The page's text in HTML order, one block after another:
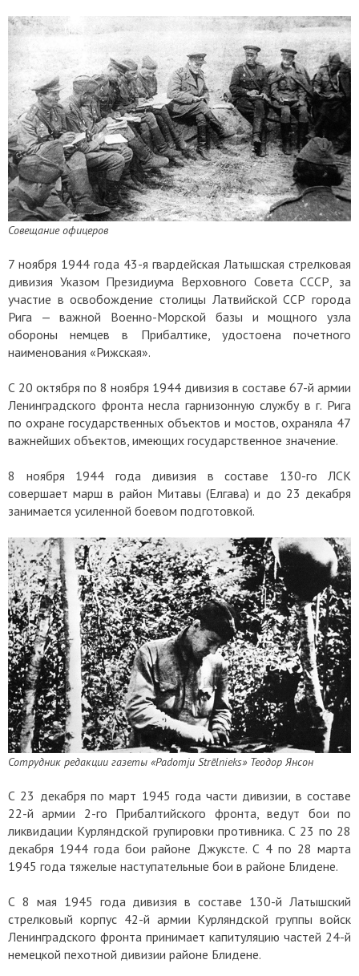
Совещание офицеров
7 ноября 1944 года 43-я гвардейская Латышская стрелковая
дивизия Указом Президиума Верховного Совета СССР, за
участие в освобождение столицы Латвийской ССР города
Рига — важной Военно-Морской базы и мощного узла
обороны немцев в Прибалтике, удостоена почетного
наименования «Рижская».
С 20 октября по 8 ноября 1944 дивизия в составе 67-й армии
Ленинградского фронта несла гарнизонную службу в г. Рига
по охране государственных объектов и мостов, охраняла 47
важнейших объектов, имеющих государственное значение.
8 ноября 1944 года дивизия в составе 130-го ЛСК
совершает марш в район Митавы (Елгава) и до 23 декабря
занимается усиленной боевом подготовкой.
Сотрудник редакции газеты «Padomju Strēlnieks» Теодор Янсон
С 23 декабря по март 1945 года части дивизии, в составе
22-й армии 2-го Прибалтийского фронта, ведут бои по
ликвидации Курляндской групировки противника. С 23 по 28
декабря 1944 года бои районе Джуксте. С 4 по 28 марта
1945 года тяжелые наступательные бои в районе Блидене.
С 8 мая 1945 года дивизия в составе 130-й Латышский
стрелковый корпус 42-й армии Курляндской группы войск
Ленинградского фронта принимает капитуляцию частей 24-й
немецкой пехотной дивизии районе Блидене.